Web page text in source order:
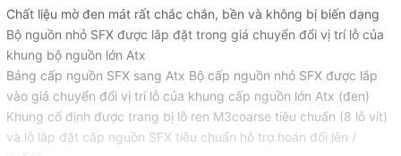
Chất liệu mờ đen mát rất chắc chắn, bền và không bị biến dạng
Bộ nguồn nhỏ SFX được lắp đặt trong giá chuyển đổi vị trí lỗ của
khung bộ nguồn lớn Atx
Bảng cấp nguồn SFX sang Atx Bộ cấp nguồn nhỏ SFX được lắp
vào giá chuyển đổi vị trí lỗ của khung cấp nguồn lớn Atx (đen)
Khung cố định được trang bị lỗ ren M3coarse tiêu chuẩn (8 lỗ vít)
và lỗ lắp đặt cấp nguồn SFX tiêu chuẩn hỗ trợ hoán đổi lên /